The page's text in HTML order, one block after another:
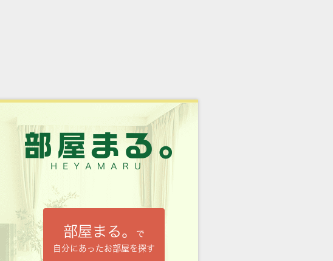
部屋まる。
で
自分にあったお部屋を探す